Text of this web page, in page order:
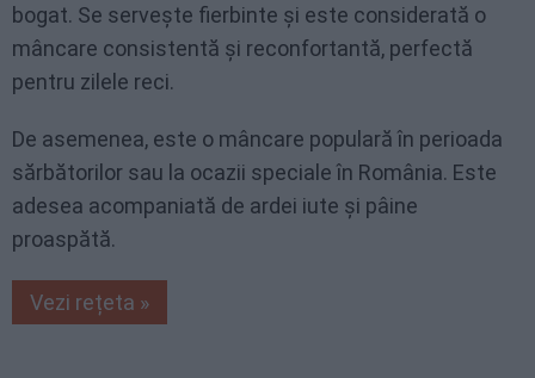
bogat. Se servește fierbinte și este considerată o
mâncare consistentă și reconfortantă, perfectă
pentru zilele reci.
De asemenea, este o mâncare populară în perioada
sărbătorilor sau la ocazii speciale în România. Este
adesea acompaniată de ardei iute și pâine
proaspătă.
Vezi rețeta »